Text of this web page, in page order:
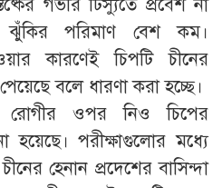
গভীর টিস্যুতে প্রবেশ না
ঝুঁকির পরিমাণ বেশ কম।
কারণেই চিপটি চীনের
বলে ধারণা করা হচ্ছে।
ওপর নিও চিপের
হয়েছে। পরীক্ষাগুলোর মধ্যে
হেনান প্রদেশের বাসিন্দা